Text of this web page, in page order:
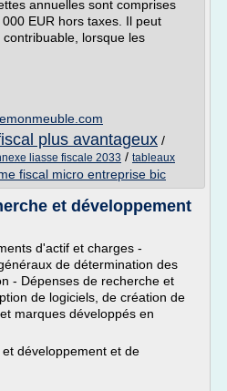
annuelles sont comprises
EUR hors taxes. Il peut
lorsque les
plus avantageux /
liasse fiscale 2033 / tableaux
fiscal micro entreprise bic
et développement
d'actif et charges -
de détermination des
- Dépenses de recherche et
de logiciels, de création de
marques développés en
développement et de